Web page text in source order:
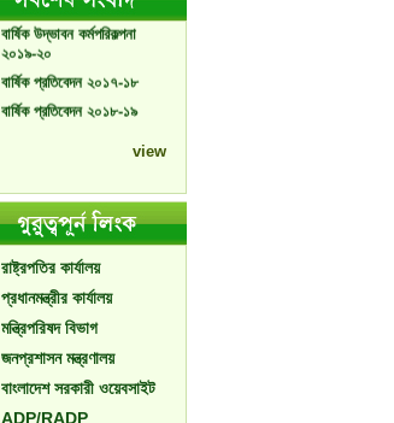
বার্ষিক উদ্ভাবন কর্মপরিকল্পনা
২০১৯-২০
বার্ষিক প্রতিবেদন ২০১৭-১৮
বার্ষিক প্রতিবেদন ২০১৮-১৯
view
রাষ্ট্রপতির কার্যালয়
প্রধানমন্ত্রীর কার্যালয়
মন্ত্রিপরিষদ বিভাগ
জনপ্রশাসন মন্ত্রণালয়
বাংলাদেশ সরকারী ওয়েবসাইট
ADP/RADP